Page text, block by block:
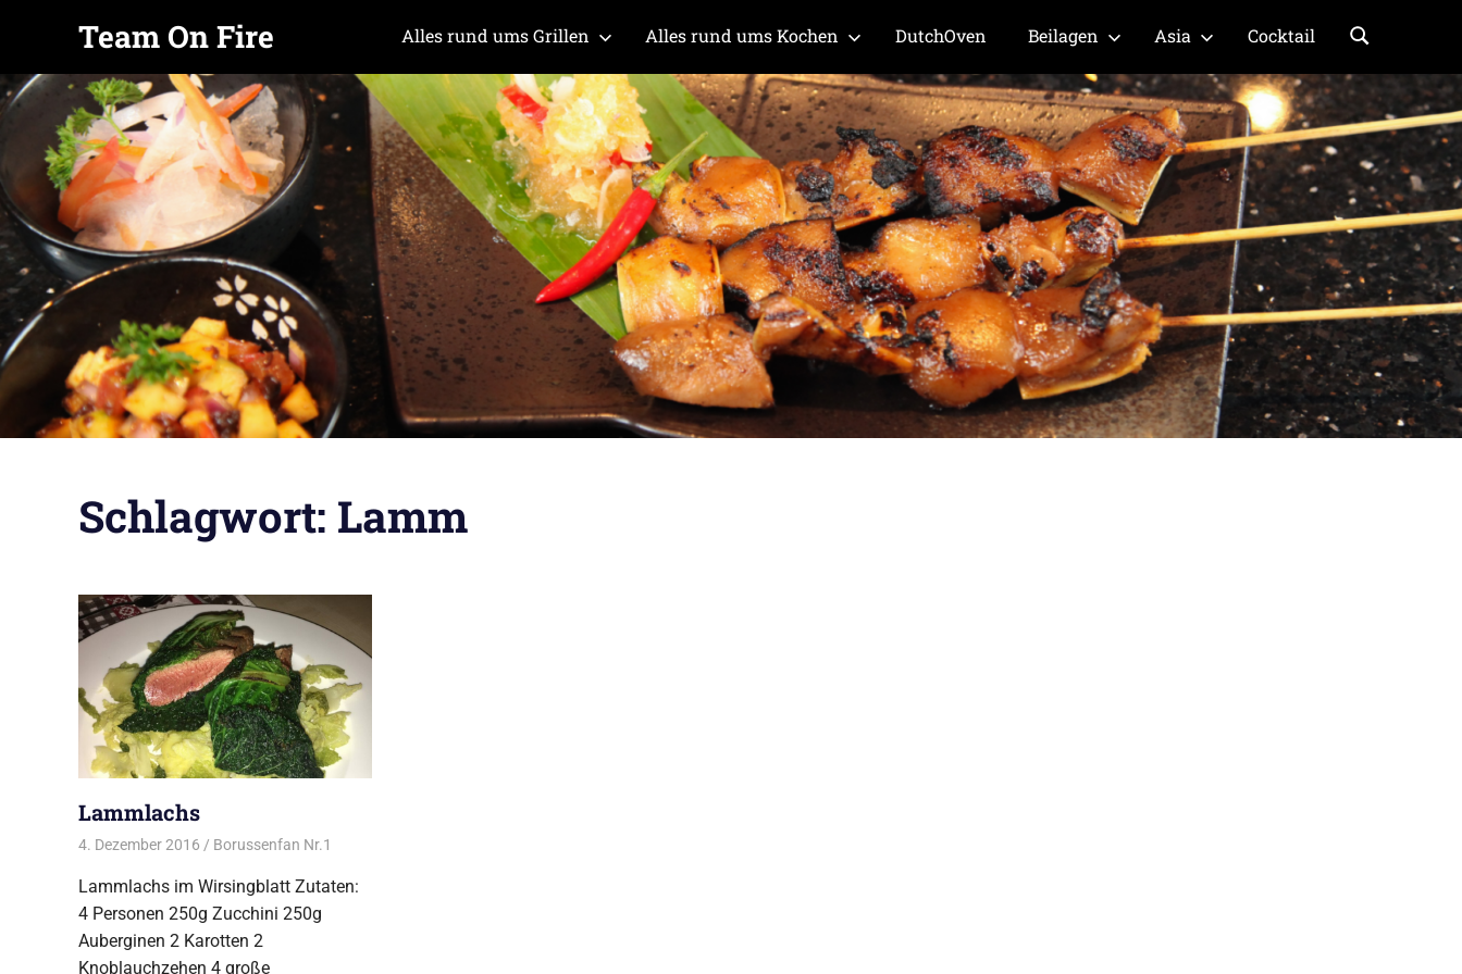
Zum
Inhalt
springen
Team On Fire
COOKING
SINCE
2015
Alles rund ums Grillen Alles rund ums Kochen DutchOven Beilagen Asia Cocktail
Schlagwort: Lamm
Lammlachs
4. Dezember 2016 Borussenfan Nr.1
Lammlachs im Wirsingblatt Zutaten:
4 Personen 250g Zucchini 250g
Auberginen 2 Karotten 2
Knoblauchzehen 4 große